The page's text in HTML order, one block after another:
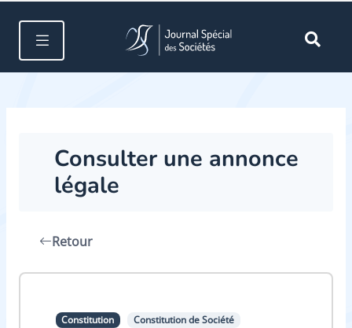
Consulter une annonce
légale
Retour
Constitution Constitution de Société